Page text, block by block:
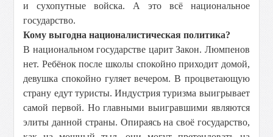
и сухопутные войска. А это всё национальное
государство.
Кому выгодна националистическая политика?
В национальном государстве царит Закон. Люмпенов
нет. Ребёнок после школы спокойно приходит домой,
девушка спокойно гуляет вечером. В процветающую
страну едут туристы. Индустрия туризма выигрывает
самой первой. Но главными выигравшими являются
элиты данной страны. Опираясь на своё государство,